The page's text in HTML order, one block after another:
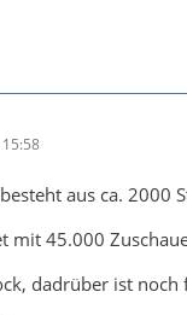
aus ca. 2000
mit 45.000
dadrüber ist